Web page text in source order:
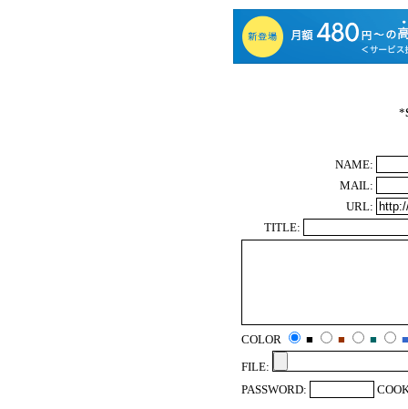
*
NAME:
MAIL:
URL:
TITLE:
COLOR ■ ■ ■
■
FILE:
PASSWORD: